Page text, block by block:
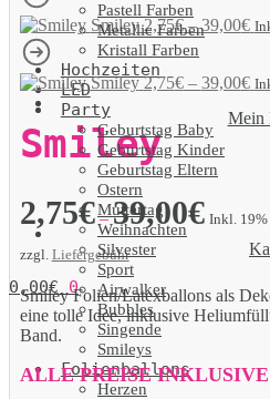
Mein
0,00€ 0
Pastell Farben
Metallic Farben
Kristall Farben
Hochzeiten
LED
Party
Geburtstag Baby
Geburtstag Kinder
Geburtstag Eltern
Ostern
Muttertag
Weihnachten
Silvester
Sport
Airwalker
Bubbles
Singende
Smileys
Folienballons
Herzen
Smiley 2,75€–39,00€
Smiley 2,75€– 39,00€
Smiley
2,75€–39,00€ Inkl.
zzgl. Liefergebühr
Smiley Folien/Latexballons als
eine tolle Idee, inklusive
Band.
ALLE PREISE